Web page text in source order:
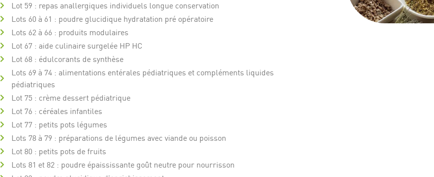
Lot 59 : repas anallergiques individuels longue conservation
Lots 60 à 61 : poudre glucidique hydratation pré opératoire
Lots 62 à 66 : produits modulaires
Lot 67 : aide culinaire surgelée HP HC
Lot 68 : édulcorants de synthèse
Lots 69 à 74 : alimentations entérales pédiatriques et compléments liquides
pédiatriques
Lot 75 : crème dessert pédiatrique
Lot 76 : céréales infantiles
Lot 77 : petits pots légumes
Lots 78 à 79 : préparations de légumes avec viande ou poisson
Lot 80 : petits pots de fruits
Lots 81 et 82 : poudre épaississante goût neutre pour nourrisson